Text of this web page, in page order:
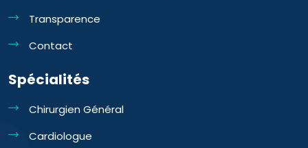
Transparence
Contact
Spécialités
Chirurgien Général
Cardiologue